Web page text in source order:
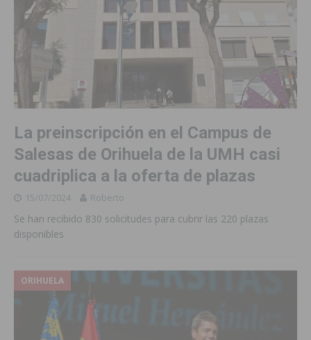
La preinscripción en el Campus de
Salesas de Orihuela de la UMH casi
cuadriplica a la oferta de plazas
15/07/2024 Roberto
Se han recibido 830 solicitudes para cubrir las 220 plazas
disponibles
ORIHUELA